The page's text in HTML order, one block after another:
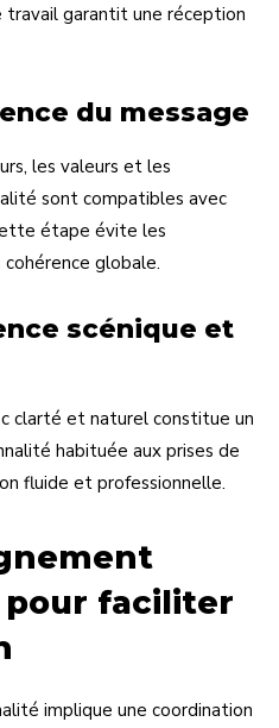
travail garantit une réception
du message
les valeurs et les
sont compatibles avec
étape évite les
globale.
scénique et
clarté et naturel constitue un
habituée aux prises de
fluide et professionnelle.
faciliter
implique une coordination